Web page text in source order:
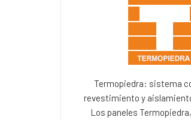
Termopiedra: sistema
revestimiento y
Los paneles